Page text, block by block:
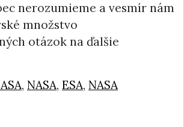
nerozumieme a vesmír nám
množstvo
otázok na ďalšie
, NASA, ESA, NASA